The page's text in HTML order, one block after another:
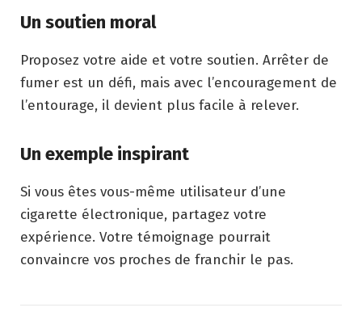
Un soutien moral
Proposez votre aide et votre soutien. Arrêter de
fumer est un défi, mais avec l’encouragement de
l’entourage, il devient plus facile à relever.
Un exemple inspirant
Si vous êtes vous-même utilisateur d’une
cigarette électronique, partagez votre
expérience. Votre témoignage pourrait
convaincre vos proches de franchir le pas.